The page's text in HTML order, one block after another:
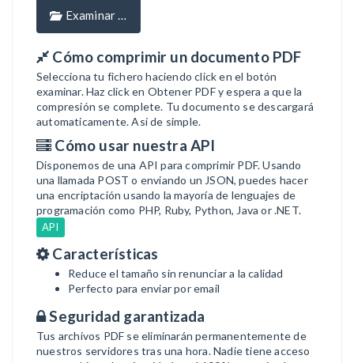
Examinar …
Cómo comprimir un documento PDF
Selecciona tu fichero haciendo click en el botón
examinar. Haz click en Obtener PDF y espera a que la
compresión se complete. Tu documento se descargará
automaticamente. Así de simple.
Cómo usar nuestra API
Disponemos de una API para comprimir PDF. Usando
una llamada POST o enviando un JSON, puedes hacer
una encriptación usando la mayoría de lenguajes de
programación como PHP, Ruby, Python, Java or .NET.
API
Características
Reduce el tamaño sin renunciar a la calidad
Perfecto para enviar por email
Seguridad garantizada
Tus archivos PDF se eliminarán permanentemente de
nuestros servidores tras una hora. Nadie tiene acceso